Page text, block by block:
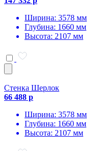
Ширина: 3578 мм
Глубина: 1660 мм
Высота: 2107 мм
Стенка Шерлок
66 488 р
Ширина: 3578 мм
Глубина: 1660 мм
Высота: 2107 мм